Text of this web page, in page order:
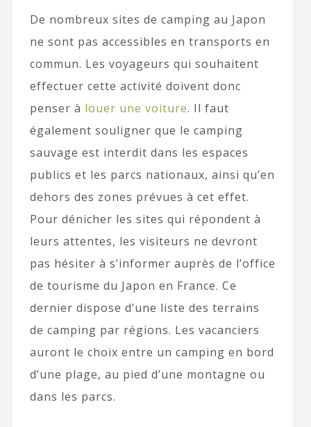
De nombreux sites de camping au Japon
ne sont pas accessibles en transports en
commun. Les voyageurs qui souhaitent
effectuer cette activité doivent donc
penser à louer une voiture. Il faut
également souligner que le camping
sauvage est interdit dans les espaces
publics et les parcs nationaux, ainsi qu’en
dehors des zones prévues à cet effet.
Pour dénicher les sites qui répondent à
leurs attentes, les visiteurs ne devront
pas hésiter à s’informer auprès de l’office
de tourisme du Japon en France. Ce
dernier dispose d’une liste des terrains
de camping par régions. Les vacanciers
auront le choix entre un camping en bord
d’une plage, au pied d’une montagne ou
dans les parcs.